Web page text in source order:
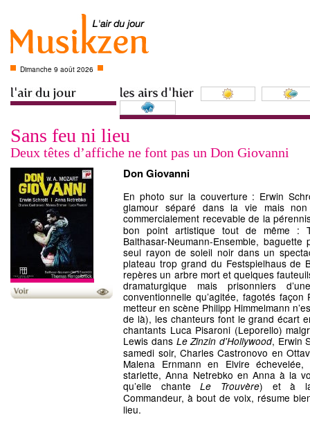
Dimanche 9 août 2026
Sans feu ni lieu
Deux têtes d’affiche ne font pas un Don Giovanni
Don Giovanni
En photo sur la couverture : Erwin
glamour séparé dans la vie mais
commercialement recevable de la
bon point artistique tout de même :
Balthasar-Neumann-Ensemble,
seul rayon de soleil noir dans un
plateau trop grand du Festspielhaus de
repères un arbre mort et quelques
dramaturgique mais prisonniers
conventionnelle qu’agitée, fagotés
metteur en scène Philipp Himmelmann
de là), les chanteurs font le grand écart
chantants Luca Pisaroni (Leporello)
Lewis dans Le Zinzin d'Hollywood, Erwin
samedi soir, Charles Castronovo en
Malena Ernmann en Elvire
starlette, Anna Netrebko en Anna à la
qu’elle chanteLe Trouvère) et à la
Commandeur, à bout de voix, résume
lieu.